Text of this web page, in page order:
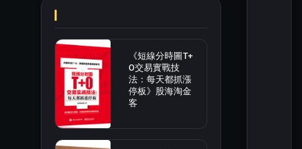
《短線分時圖T+
0交易實戰技
法：每天都抓漲
停板》股海淘金
客